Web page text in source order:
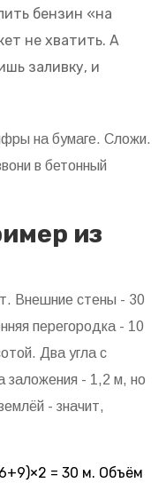
бензин «на
не хватить. А
заливку, и
на бумаге. Сложи.
в бетонный
из
Внешние стены - 30
перегородка - 10
Два угла с
заложения - 1,2 м, но
- значит,
= 30 м. Объём